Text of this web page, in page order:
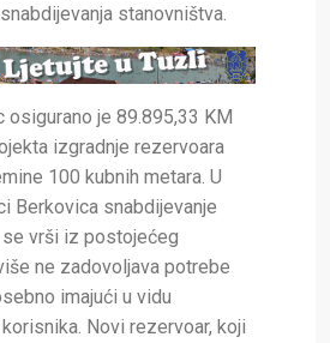
stanovništva.
osigurano je 89.895,33 KM
izgradnje rezervoara
100 kubnih metara. U
Berkovica snabdijevanje
vrši iz postojećeg
ne zadovoljava potrebe
imajući u vidu
Novi rezervoar, koji